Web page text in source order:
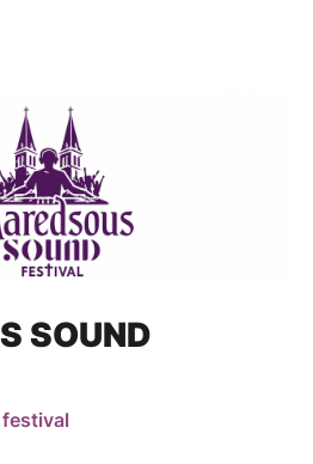
SOUND